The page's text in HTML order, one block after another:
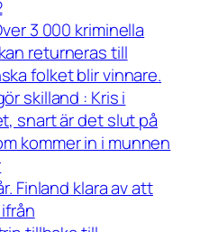
3 000 kriminella
returneras till
folket blir vinnare.
skilland : Kris i
snart är det slut på
kommer in i munnen
Finland klara av att